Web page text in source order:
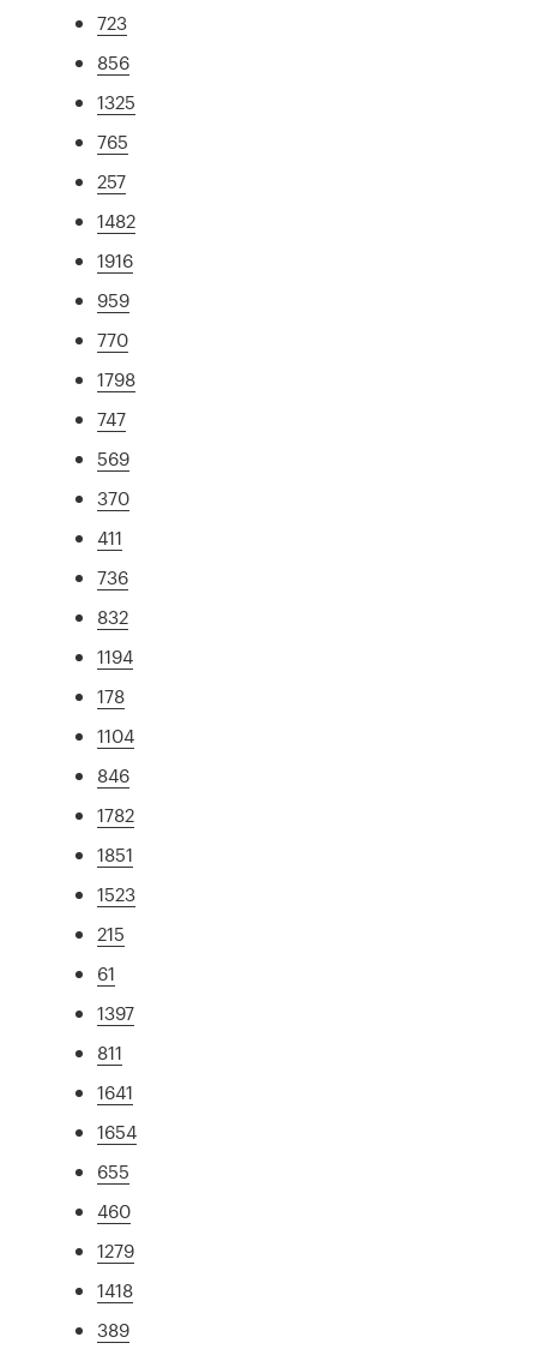
723
856
1325
765
257
1482
1916
959
770
1798
747
569
370
411
736
832
1194
178
1104
846
1782
1851
1523
215
61
1397
811
1641
1654
655
460
1279
1418
389